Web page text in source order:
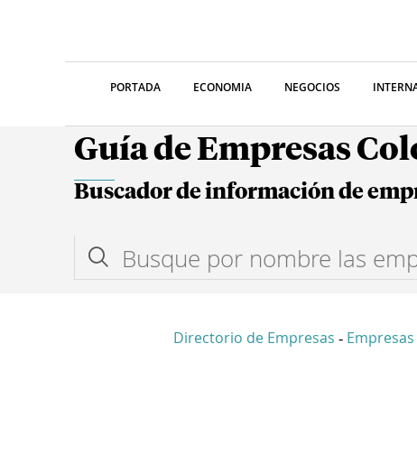
PORTADA ECONOMIA NEGOCIOS
Guía de Empresas
Buscador de información de
Directorio de Empresas - Empresas